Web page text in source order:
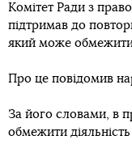
Комітет Ради з
підтримав до
який може обмежити
Про це повідомив
За його словами, в
обмежити діяльність